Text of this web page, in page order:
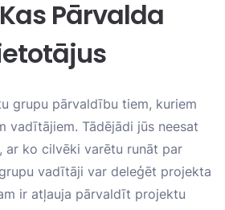
Pārvalda
grupu pārvaldību tiem, kuriem
vadītājiem. Tādējādi jūs neesat
ar ko cilvēki varētu runāt par
vadītāji var deleģēt projekta
ir atļauja pārvaldīt projektu